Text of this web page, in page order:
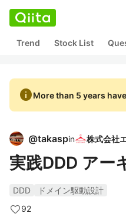
Trend Stock List
infoMore than 5 years
@takaspin
実践DDD アー
DDD
ドメイン駆動設計
92